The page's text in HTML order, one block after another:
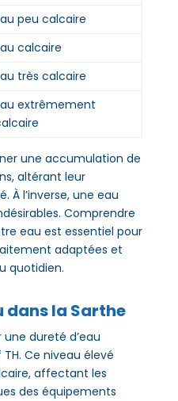
peu calcaire
calcaire
très calcaire
extrêmement
une accumulation de
altérant leur
À l’inverse, une eau
Comprendre
eau est essentiel pour
adaptées et
quotidien.
dans la Sarthe
dureté d’eau
Ce niveau élevé
affectant les
des équipements